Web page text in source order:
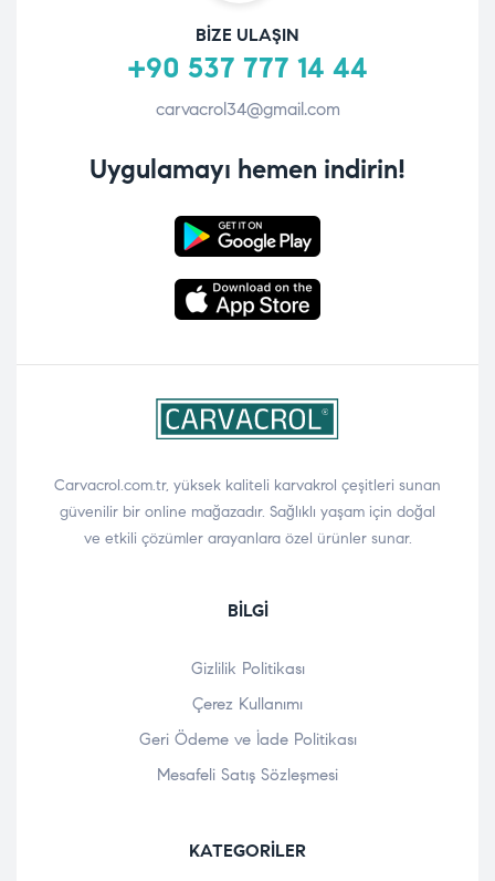
BIZE ULAŞIN
+90 537 777 14 44
carvacrol34@gmail.com
Uygulamayı hemen indirin!
Carvacrol.com.tr, yüksek kaliteli karvakrol çeşitleri sunan
güvenilir bir online mağazadır. Sağlıklı yaşam için doğal
ve etkili çözümler arayanlara özel ürünler sunar.
BILGI
Gizlilik Politikası
Çerez Kullanımı
Geri Ödeme ve İade Politikası
Mesafeli Satış Sözleşmesi
KATEGORILER